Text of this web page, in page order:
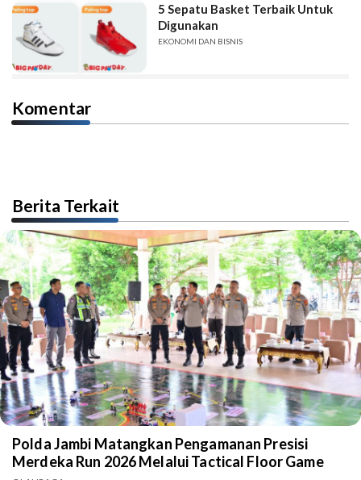
5 Sepatu Basket Terbaik Untuk
Digunakan
EKONOMI DAN BISNIS
Komentar
Berita Terkait
Polda Jambi Matangkan Pengamanan Presisi
Merdeka Run 2026 Melalui Tactical Floor Game